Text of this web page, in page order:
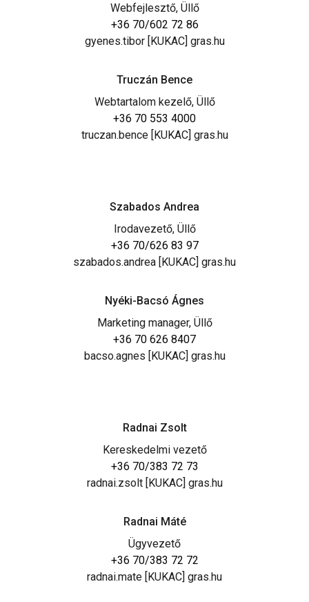
Webfejlesztő, Üllő
+36 70/602 72 86
gyenes.tibor [KUKAC] gras.hu
Truczán Bence
Webtartalom kezelő, Üllő
+36 70 553 4000
truczan.bence [KUKAC] gras.hu
Szabados Andrea
Irodavezető, Üllő
+36 70/626 83 97
szabados.andrea [KUKAC] gras.hu
Nyéki-Bacsó Ágnes
Marketing manager, Üllő
+36 70 626 8407
bacso.agnes [KUKAC] gras.hu
Radnai Zsolt
Kereskedelmi vezető
+36 70/383 72 73
radnai.zsolt [KUKAC] gras.hu
Radnai Máté
Ügyvezető
+36 70/383 72 72
radnai.mate [KUKAC] gras.hu